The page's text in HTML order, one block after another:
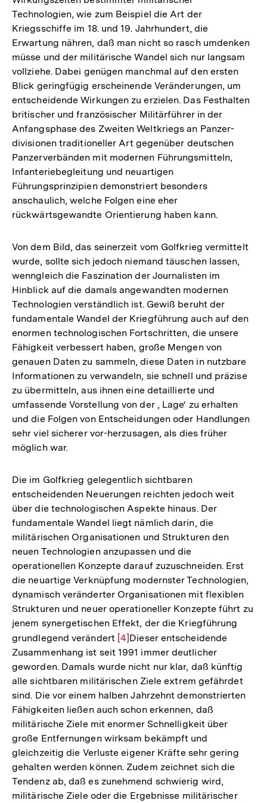
Technologien, wie zum Beispiel die Art der
Kriegsschiffe im 18. und 19. Jahrhundert, die
Erwartung nähren, daß man nicht so rasch umdenken
müsse und der militärische Wandel sich nur langsam
vollziehe. Dabei genügen manchmal auf den ersten
Blick geringfügig erscheinende Veränderungen, um
entscheidende Wirkungen zu erzielen. Das Festhalten
britischer und französischer Militärführer in der
Anfangsphase des Zweiten Weltkriegs an Panzer-
divisionen traditioneller Art gegenüber deutschen
Panzerverbänden mit modernen Führungsmitteln,
Infanteriebegleitung und neuartigen
Führungsprinzipien demonstriert besonders
anschaulich, welche Folgen eine eher
rückwärtsgewandte Orientierung haben kann.
Von dem Bild, das seinerzeit vom Golfkrieg vermittelt
wurde, sollte sich jedoch niemand täuschen lassen,
wenngleich die Faszination der Journalisten im
Hinblick auf die damals angewandten modernen
Technologien verständlich ist. Gewiß beruht der
fundamentale Wandel der Kriegführung auch auf den
enormen technologischen Fortschritten, die unsere
Fähigkeit verbessert haben, große Mengen von
genauen Daten zu sammeln, diese Daten in nutzbare
Informationen zu verwandeln, sie schnell und präzise
zu übermitteln, aus ihnen eine detaillierte und
umfassende Vorstellung von der , Lage‘ zu erhalten
und die Folgen von Entscheidungen oder Handlungen
sehr viel sicherer vor-herzusagen, als dies früher
möglich war.
Die im Golfkrieg gelegentlich sichtbaren
entscheidenden Neuerungen reichten jedoch weit
über die technologischen Aspekte hinaus. Der
fundamentale Wandel liegt nämlich darin, die
militärischen Organisationen und Strukturen den
neuen Technologien anzupassen und die
operationellen Konzepte darauf zuzuschneiden. Erst
die neuartige Verknüpfung modernster Technologien,
dynamisch veränderter Organisationen mit flexiblen
Strukturen und neuer operationeller Konzepte führt zu
jenem synergetischen Effekt, der die Kriegführung
grundlegend verändert Zur
Auflösung
der
Fußnote
[4]Dieser entscheidende
Zusammenhang ist seit 1991 immer deutlicher
geworden. Damals wurde nicht nur klar, daß künftig
alle sichtbaren militärischen Ziele extrem gefährdet
sind. Die vor einem halben Jahrzehnt demonstrierten
Fähigkeiten ließen auch schon erkennen, daß
militärische Ziele mit enormer Schnelligkeit über
große Entfernungen wirksam bekämpft und
gleichzeitig die Verluste eigener Kräfte sehr gering
gehalten werden können. Zudem zeichnet sich die
Tendenz ab, daß es zunehmend schwierig wird,
militärische Ziele oder die Ergebnisse militärischer